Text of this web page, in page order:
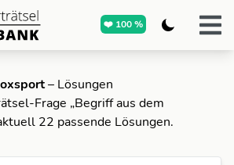
❤️ 100 %
– Lösungen
Frage „Begriff aus dem
22 passende Lösungen.